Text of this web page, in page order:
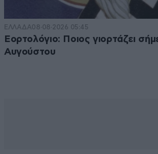
ΕΛΛΑΔΑ08·08·2026 05:45
Εορτολόγιο: Ποιος γιορτάζει
Αυγούστου